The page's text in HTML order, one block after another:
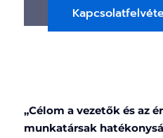
„Célom a vezetők és az
munkatársak